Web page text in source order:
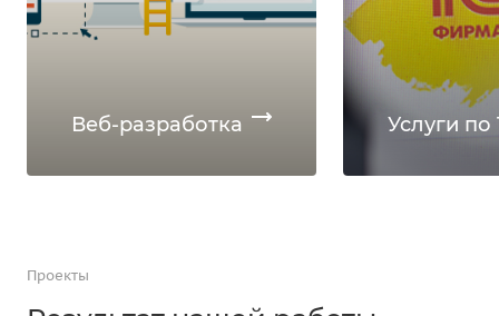
Веб-разработка Услуги по
Проекты